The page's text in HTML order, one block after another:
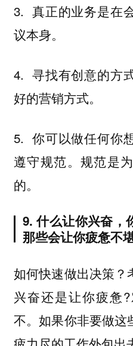
3. 真正的业务是在
议本身。
4. 寻找有创意的方
好的营销方式。
5. 你可以做任何你
遵守规范。规范是
的。
9. 什么让你兴奋，
那些会让你疲惫不
如何快速做出决策
兴奋还是让你疲惫
不。如果你非要做这